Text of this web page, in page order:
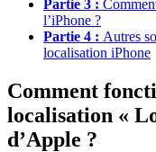
Partie 3 :
l’iPhone ?
Partie 4 : Autres
localisation iPhone
Comment
localisation «
d’Apple ?